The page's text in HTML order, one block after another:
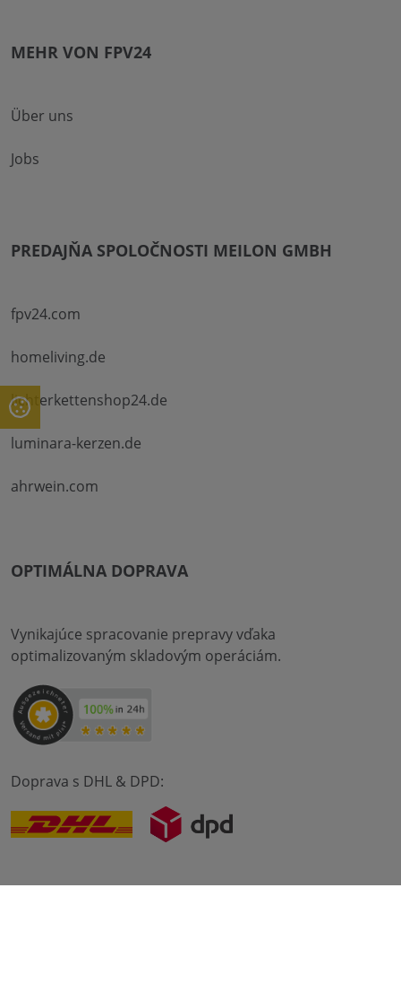
MEHR VON FPV24
Über uns
Jobs
PREDAJŇA SPOLOČNOSTI MEILON GMBH
fpv24.com
homeliving.de
lichterkettenshop24.de
luminara-kerzen.de
ahrwein.com
OPTIMÁLNA DOPRAVA
Vynikajúce spracovanie prepravy vďaka
optimalizovaným skladovým operáciám.
Doprava s DHL & DPD: